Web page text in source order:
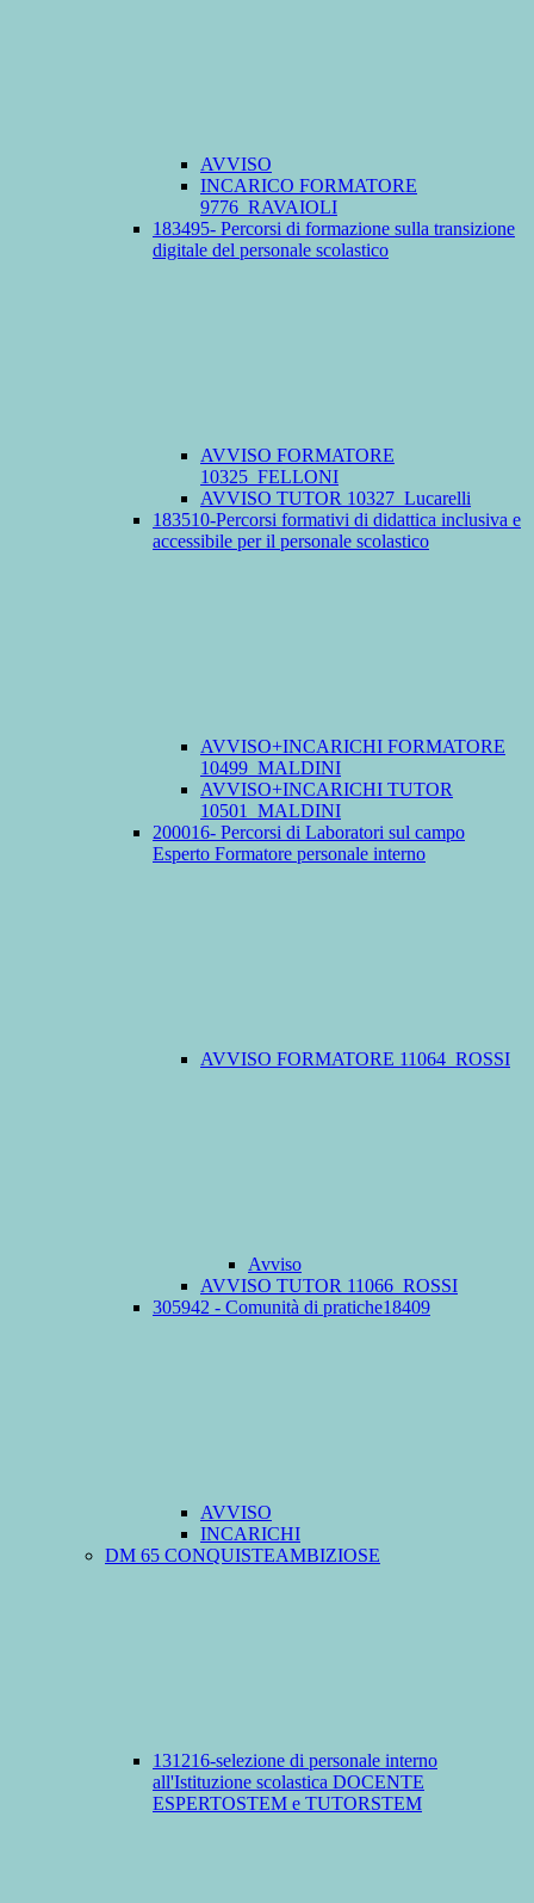
AVVISO
INCARICO FORMATORE
9776_RAVAIOLI
183495- Percorsi di formazione sulla transizione
digitale del personale scolastico
AVVISO FORMATORE
10325_FELLONI
AVVISO TUTOR 10327_Lucarelli
183510-Percorsi formativi di didattica inclusiva e
accessibile per il personale scolastico
AVVISO+INCARICHI FORMATORE
10499_MALDINI
AVVISO+INCARICHI TUTOR
10501_MALDINI
200016- Percorsi di Laboratori sul campo
Esperto Formatore personale interno
AVVISO FORMATORE 11064_ROSSI
Avviso
AVVISO TUTOR 11066_ROSSI
305942 - Comunità di pratiche18409
AVVISO
INCARICHI
DM 65 CONQUISTEAMBIZIOSE
131216-selezione di personale interno
all'Istituzione scolastica DOCENTE
ESPERTOSTEM e TUTORSTEM